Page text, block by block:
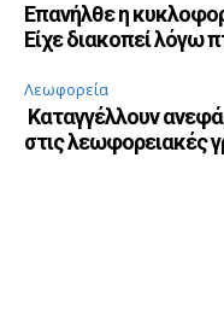
Επανήλθε η
Είχε διακοπεί λόγω
Λεωφορεία
Καταγγέλλουν
στις λεωφορειακές